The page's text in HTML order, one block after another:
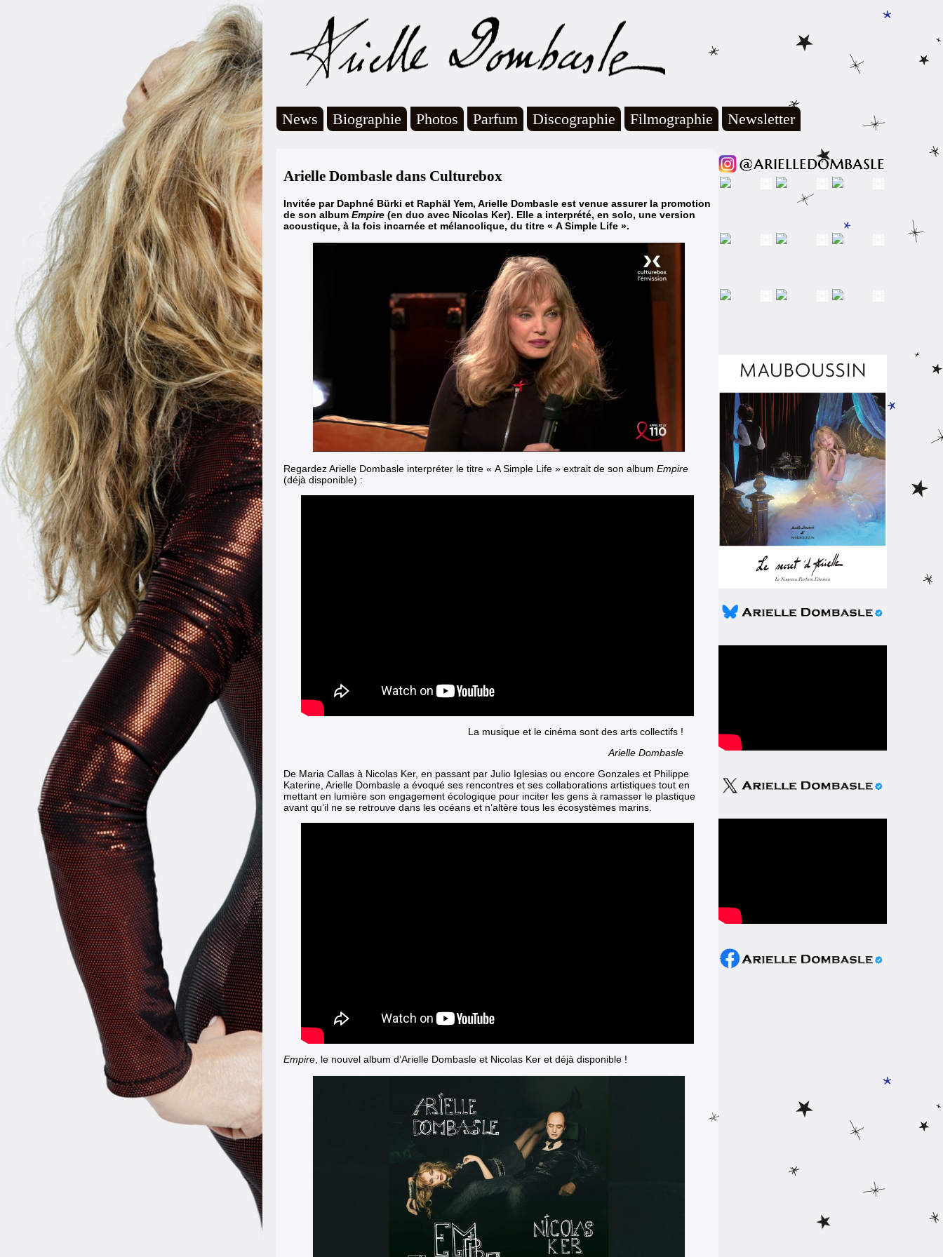
News Biographie Photos Parfum Discographie Filmographie Newsletter
Arielle Dombasle dans Culturebox
Invitée par Daphné Bürki et Raphäl Yem, Arielle Dombasle est venue assurer la promotion
de son album Empire (en duo avec Nicolas Ker). Elle a interprété, en solo, une version
acoustique, à la fois incarnée et mélancolique, du titre « A Simple Life ».
Regardez Arielle Dombasle interpréter le titre « A Simple Life » extrait de son album Empire
(déjà disponible) :
La musique et le cinéma sont des arts collectifs !
Arielle Dombasle
De Maria Callas à Nicolas Ker, en passant par Julio Iglesias ou encore Gonzales et Philippe
Katerine , Arielle Dombasle a évoqué ses rencontres et ses collaborations artistiques tout en
mettant en lumière son engagement écologique pour inciter les gens à ramasser le plastique
avant qu’il ne se retrouve dans les océans et n’altère tous les écosystèmes marins.
Empire , le nouvel album d’Arielle Dombasle et Nicolas Ker et déjà disponible !